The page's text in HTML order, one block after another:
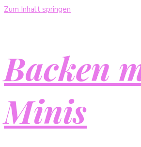
Zum Inhalt springen
Backen
Minis